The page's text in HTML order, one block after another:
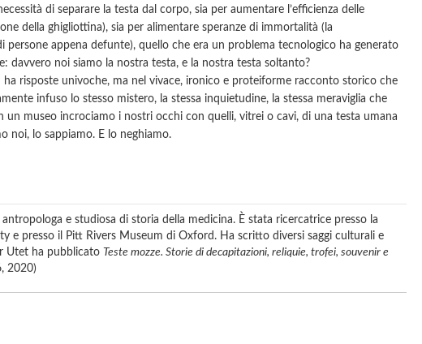
di separare la testa dal corpo, sia per aumentare l’efficienza delle
della ghigliottina), sia per alimentare speranze di immortalità (la
persone appena defunte), quello che era un problema tecnologico ha generato
davvero noi siamo la nostra testa, e la nostra testa soltanto?
ha risposte univoche, ma nel vivace, ironico e proteiforme racconto storico che
infuso lo stesso mistero, la stessa inquietudine, la stessa meraviglia che
un museo incrociamo i nostri occhi con quelli, vitrei o cavi, di una testa umana
noi, lo sappiamo. E lo neghiamo.
antropologa e studiosa di storia della medicina. È stata ricercatrice presso la
e presso il Pitt Rivers Museum di Oxford. Ha scritto diversi saggi culturali e
Utet ha pubblicato Teste mozze. Storie di decapitazioni, reliquie, trofei, souvenir e
2020)